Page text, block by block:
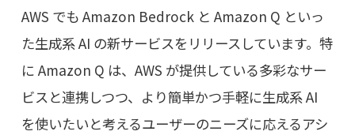
AWS でも Amazon Bedrock と Amazon Q といっ
た生成系 AI の新サービスをリリースしています。特
に Amazon Q は、AWS が提供している多彩なサー
ビスと連携しつつ、より簡単かつ手軽に生成系 AI
を使いたいと考えるユーザーのニーズに応えるアシ